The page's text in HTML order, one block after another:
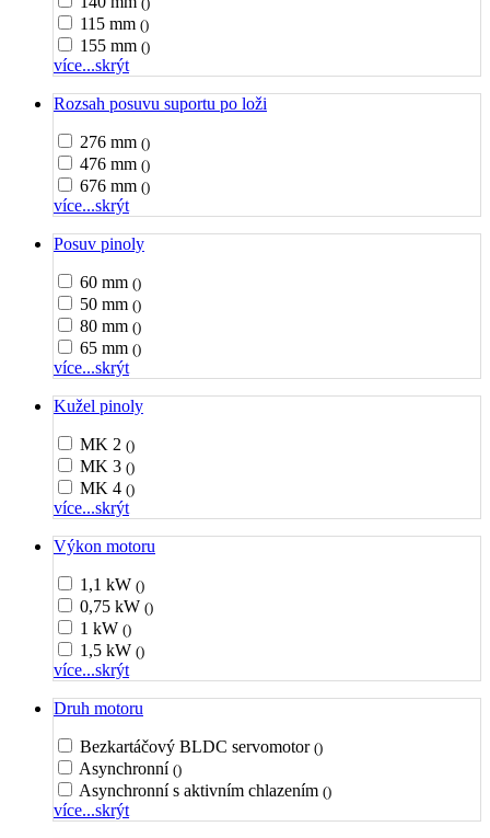
115 mm ()
155 mm ()
více...skrýt
Rozsah posuvu suportu po loži
276 mm ()
476 mm ()
676 mm ()
více...skrýt
Posuv pinoly
60 mm ()
50 mm ()
80 mm ()
65 mm ()
více...skrýt
Kužel pinoly
MK 2 ()
MK 3 ()
MK 4 ()
více...skrýt
Výkon motoru
1,1 kW ()
0,75 kW ()
1 kW ()
1,5 kW ()
více...skrýt
Druh motoru
Bezkartáčový BLDC servomotor ()
Asynchronní ()
Asynchronní s aktivním chlazením ()
více...skrýt